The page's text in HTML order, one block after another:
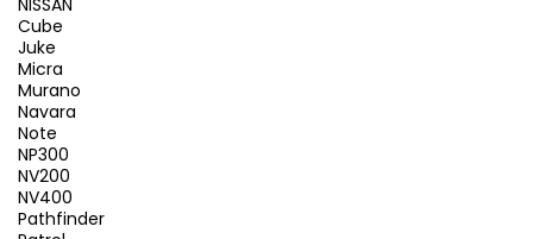
NISSAN
Cube
Juke
Micra
Murano
Navara
Note
NP300
NV200
NV400
Pathfinder